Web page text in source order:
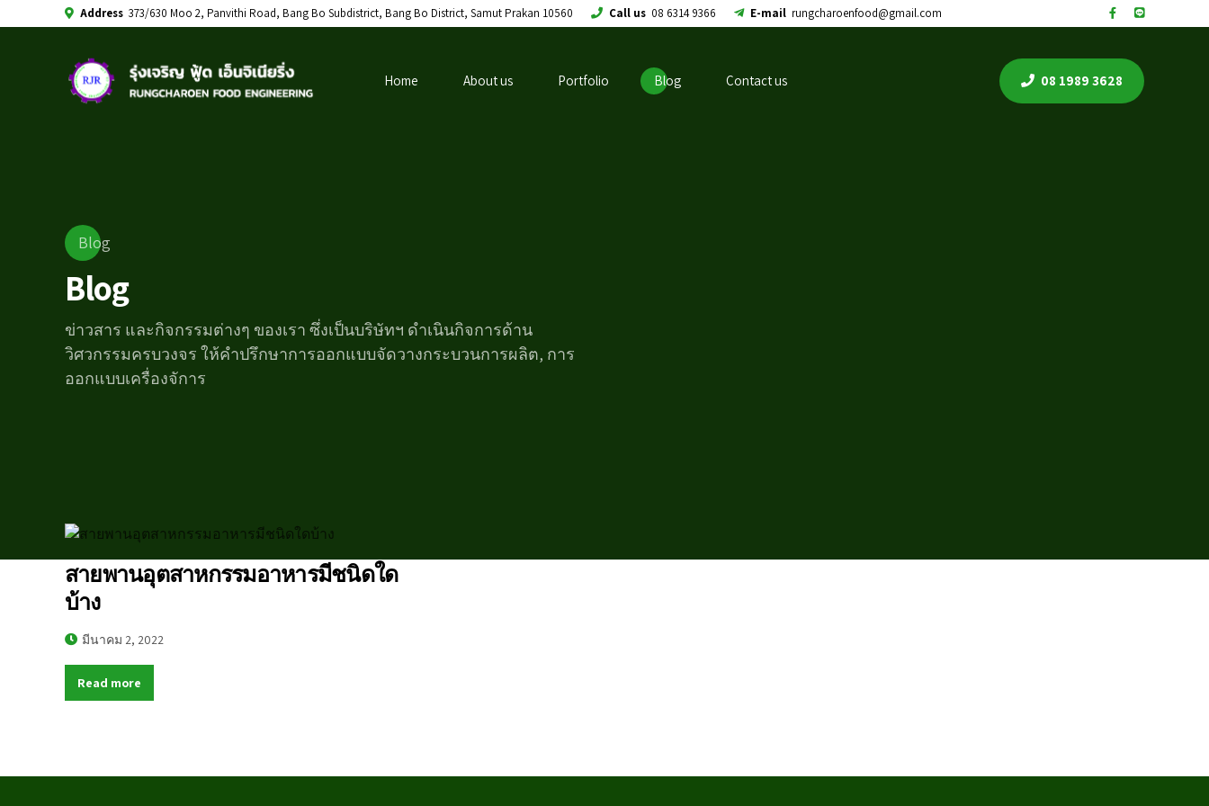
Address 373/630 Moo 2, Panvithi Road, Bang Bo Subdistrict, Bang Bo District, Samut Prakan 10560 Call us 08 6314 9366 E-mail rungcharoenfood@gmail.com
08 1989 3628
Home About us Portfolio Blog Contact us
Blog
Blog
ข่าวสาร และกิจกรรมต่างๆ ของเรา ซึ่งเป็นบริษัทฯ ดำเนินกิจการด้าน
วิศวกรรมครบวงจร ให้คำปรึกษาการออกแบบจัดวางกระบวนการผลิต, การ
ออกแบบเครื่องจัการ
มีนาคม 2, 2022
สายพานอุตสาหกรรมอาหารมีชนิดใด
บ้าง
Read more